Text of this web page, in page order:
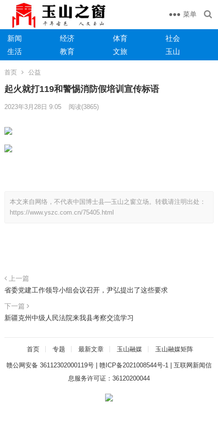
菜单
新闻 经济 体育
社会
生活
教育 文旅 玉山
首页 公益
起火就打119和警惕消防假培训宣传标语
2023年3月28日 9:05 阅读(3865)
本文来自网络，不代表中国博士县—玉山之窗立场。转载请注明出处：
https://www.yszc.com.cn/75405.html
上一篇
省委党建工作领导小组会议召开，尹弘提出了这些要求
下一篇
新疆克州中级人民法院来我县考察交流学习
首页 专题 最新文章 玉山融媒 玉山融媒矩阵
赣公网安备 36112302000119号| 赣ICP备2021008544号-1| 互联网新闻信
息服务许可证：36120200044